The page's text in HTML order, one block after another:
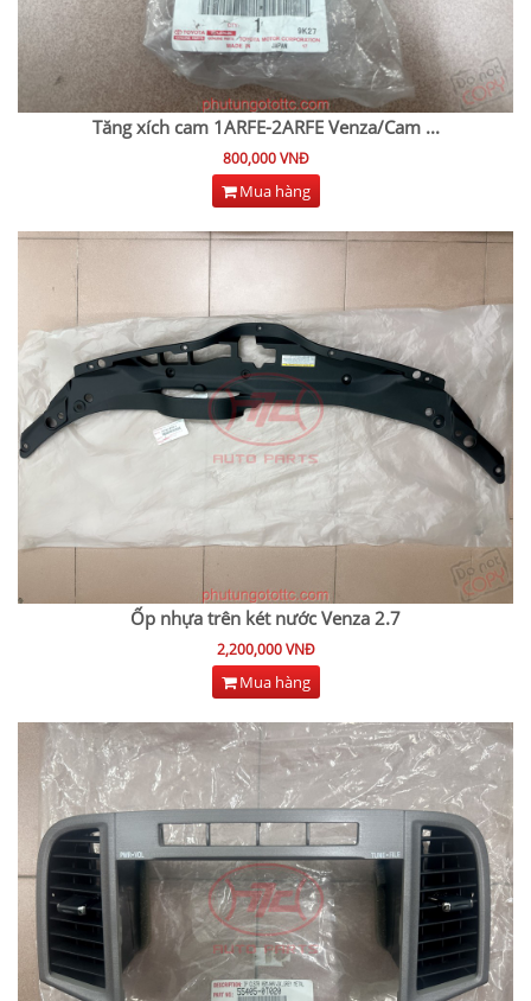
Tăng xích cam 1ARFE-2ARFE Venza/Cam...
800,000 VNĐ
Mua hàng
Ốp nhựa trên két nước Venza 2.7
2,200,000 VNĐ
Mua hàng